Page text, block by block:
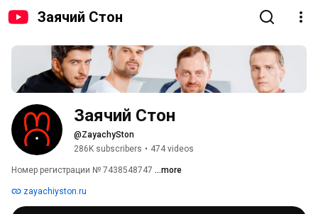
Заячий Стон
Заячий Стон
@ZayachySton
286K subscribers • 474 videos
Номер регистрации № 7438548747 ...more
zayachiyston.ru